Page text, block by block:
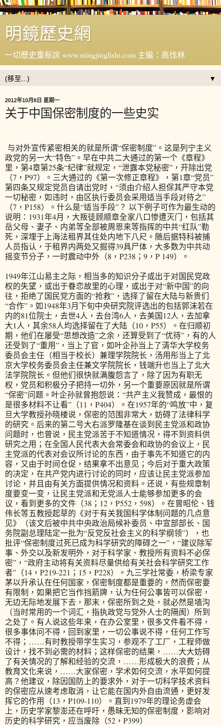
明鏡歷史網
一切歷史重新說 www.mingjinglishi.com 主編：高伐林
▼
2012年10月8日 星期一
关于中国保密制度的一些史实
与对外宣传紧密相关的就是所谓“保密制度”。这是列宁主义
政党的另一大“特色”。早在中共二大通过的第一个《章程》
里，第4章第25条“纪律”就规定，“泄露本党秘密”，开除出党
（7，P97）。三大通过的《第一次修正章程》，第1章“党员”
第四条又规定党员自请出党时，“须由介绍人担保其严守本党
一切秘密，如违时，由区执行委员会采用适当手段对待之”
（7，P158）。什么是“适当手段”？ 以下例子可作为最生动的
说明：1931年4月，大叛徒顾顺章全家八口惨遭灭门，包括其
岳父母、妻子、内弟等全部被周恩来等指挥的中共“红队”勒
死，深埋于上海法租界其住处内地下八尺。随后据特科被捕
人员指认，于租界内两处又掘得39具尸体，大多数为中共动
摇变节分子，一时震动中外（8，P238；9，P 149）。
1949年江山易主之际，相当多的知识分子或出于对国民党政
权的失望，或出于眷恋故里的心理，或出于对“新中国”的向
往，拒绝了国民党方面的“抢救”，选择了留在大陆与新贵们
“合作”。如1948年3月下旬中央研究院评选出的包括郭沫若在
内的81位院士，去世4人，去台湾6人，去美国12人，去加拿
大1人，其余58人均选择留在了大陆（10，P55）。在归顺初
期，他们在屡受“思想改造”之余，还算受到了“优待”，有的人
还受到了“重用”，当上了官，如叶企孙当上了清华大学校务
委员会主任（相当于校长）兼理学院院长，汤用彤当上了北
京大学校务委员会主任兼文学院院长，钱端升也当上了北大
法学院院长。但他们很快就满腹怨言了，除了因为有职无
权，党员和积极分子把持一切外，另一个重要原因就是所谓
“保密”问题。叶企孙就曾抱怨说：“共产主义我赞成，最恨的
是很多材料不让看”（11，P404）。在1957年的“鸣放”中，复
旦大学教授孙晓楼说，保密的范围非常大，妨碍了法律科学
的研究。后来的第二号大右派罗隆基在谈到民主党派和政协
问题时，也曾说，民主党派苦于不知道情况，得不到资料供
研究之用；在全国人民代表大会常委会和政协的会议上，民
主党派的代表对会议所讨论的东西，由于事先不知道它的内
容，又由于时间仓促，结果拿不出意见；今后对于重大政策
的决定，在共产党内进行讨论的同时，应该让民主党派参加
讨论，并且由有关方面提供情况和资料。还说，有些规章制
度要变一变，让民主党派和无党派人士能够参加更多的会
议，看到更多的文件（38；12，P552，598）。在曾昭伦、钱
伟长等五教授起草的《对于有关我国科学体制问题的几点意
见》（该文后被中共中央政治局候补委员、中宣部部长、国
务院副总理陆定一批为“反党反社会主义的科学纲领”），也
批评“保密制度过死已成为科学研究的障碍之一”，“建议除军
事、外交以及新发明外，对于科学家、教授所有资料不必保
密”，“政府主动将有关资料尽量供给有关社会科学研究工作
者”（14，P219-221；15，P228）。九三学社常委，桥梁专家
茅以升承认在任何国家，保密制度都是重要的，然而保密要
有限制，如果把它当作挡箭牌，认为任何公事皆可以保密，
无边无际地发展下去，那末，保密所到之处，就必然是墙沟
（当时常用的一个词汇，指执政党与党外人士的隔阂）所到
之处了。有人说这些年来，在办公室里，很多文件看不得，
很多事体问不得，回到家里，一切公事说不得，任何工作写
不得；……有时教授带学生实习，参观不了工厂，工程师做
设计，找不到必需的材料；这样保密的结果，……大大妨碍
了有关情况的了解和经验的交流，……形成极大的浪费；从
教育文化来说，……大家保密，学术如何交流，水平如何提
高？他建议，除因国防上的要求外，对于一切科学技术资料
的保密应从速考虑取消，让它能在国内外自由流通，更好发
挥它的作用（13，P109-110）。直到1979年的理论务虚会
上，历史学家黎澎还在呼吁，愚昧无知的保密制度，影响对
历史的科学研究，应当废除（52，P399）